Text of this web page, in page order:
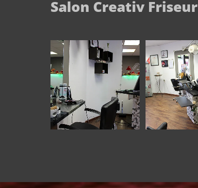
Salon Creativ Friseur